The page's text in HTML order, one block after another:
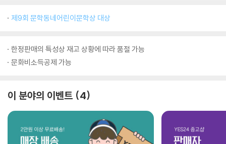
제9회 문학동네어린이문학상 대상
한정판매의 특성상 재고 상황에 따라 품절 가능
문화비소득공제 가능
이 분야의 이벤트 4